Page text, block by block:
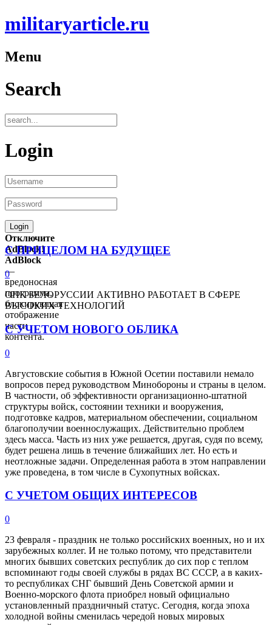
militaryarticle.ru
Menu
Search
Login
Отключите
AdBlock!
AdBlock
—
вредоносная
программа,
блокирующая
отображение
части
контента.
С ПРИЦЕЛОМ НА БУДУЩЕЕ
0
ОПК БЕЛОРУССИИ АКТИВНО РАБОТАЕТ В СФЕРЕ
ВЫСОКИХ ТЕХНОЛОГИЙ
С УЧЕТОМ НОВОГО ОБЛИКА
0
Августовские события в Южной Осетии поставили немало
вопросов перед руководством Минобороны и страны в целом.
В частности, об эффективности организационно-штатной
структуры войск, состоянии техники и вооружения,
подготовке кадров, материальном обеспечении, социальном
благополучии военнослужащих. Действительно проблем
здесь масса. Часть из них уже решается, другая, судя по всему,
будет решена лишь в течение ближайших лет. Но есть и
неотложные задачи. Определенная работа в этом направлении
уже проведена, в том числе в Сухопутных войсках.
С УЧЕТОМ ОБЩИХ ИНТЕРЕСОВ
0
23 февраля - праздник не только российских военных, но и их
зарубежных коллег. И не только потому, что представители
многих бывших советских республик до сих пор с теплом
вспоминают годы своей службы в рядах ВС СССР, а в каких-
то республиках СНГ бывший День Советской армии и
Военно-морского флота приобрел новый официально
установленный праздничный статус. Сегодня, когда эпоха
холодной войны сменилась чередой новых мировых